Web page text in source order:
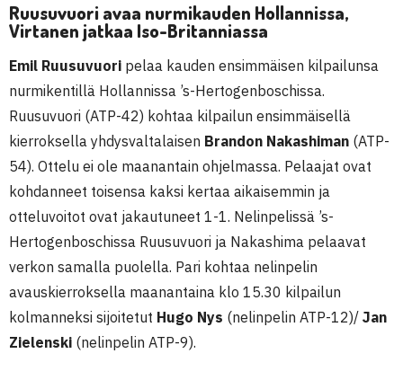
Ruusuvuori avaa nurmikauden Hollannissa,
Virtanen jatkaa Iso-Britanniassa
Emil Ruusuvuori pelaa kauden ensimmäisen kilpailunsa
nurmikentillä Hollannissa ’s-Hertogenboschissa.
Ruusuvuori (ATP-42) kohtaa kilpailun ensimmäisellä
kierroksella yhdysvaltalaisen Brandon Nakashiman (ATP-
54). Ottelu ei ole maanantain ohjelmassa. Pelaajat ovat
kohdanneet toisensa kaksi kertaa aikaisemmin ja
otteluvoitot ovat jakautuneet 1-1. Nelinpelissä ’s-
Hertogenboschissa Ruusuvuori ja Nakashima pelaavat
verkon samalla puolella. Pari kohtaa nelinpelin
avauskierroksella maanantaina klo 15.30 kilpailun
kolmanneksi sijoitetut Hugo Nys (nelinpelin ATP-12)/ Jan
Zielenski (nelinpelin ATP-9).